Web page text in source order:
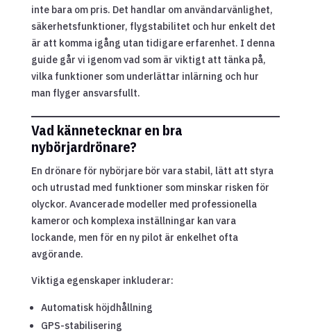
inte bara om pris. Det handlar om användarvänlighet,
säkerhetsfunktioner, flygstabilitet och hur enkelt det
är att komma igång utan tidigare erfarenhet. I denna
guide går vi igenom vad som är viktigt att tänka på,
vilka funktioner som underlättar inlärning och hur
man flyger ansvarsfullt.
Vad kännetecknar en bra
nybörjardrönare?
En drönare för nybörjare bör vara stabil, lätt att styra
och utrustad med funktioner som minskar risken för
olyckor. Avancerade modeller med professionella
kameror och komplexa inställningar kan vara
lockande, men för en ny pilot är enkelhet ofta
avgörande.
Viktiga egenskaper inkluderar:
Automatisk höjdhållning
GPS-stabilisering